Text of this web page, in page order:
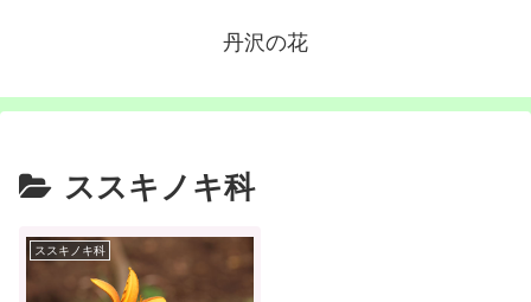
丹沢の花
ススキノキ科
ススキノキ科